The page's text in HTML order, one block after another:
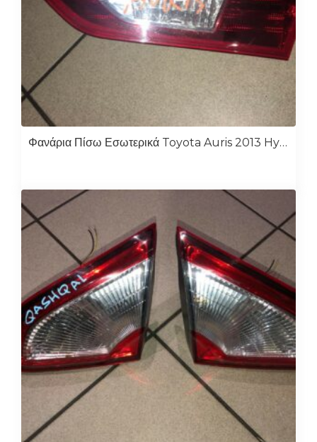
Φανάρια Πίσω Εσωτερικά Toyota Auris 2013 Hybrid